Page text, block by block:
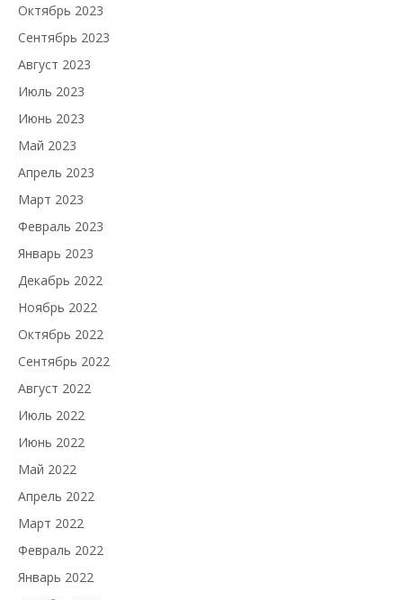
Октябрь 2023
Сентябрь 2023
Август 2023
Июль 2023
Июнь 2023
Май 2023
Апрель 2023
Март 2023
Февраль 2023
Январь 2023
Декабрь 2022
Ноябрь 2022
Октябрь 2022
Сентябрь 2022
Август 2022
Июль 2022
Июнь 2022
Май 2022
Апрель 2022
Март 2022
Февраль 2022
Январь 2022